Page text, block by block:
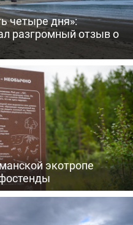
четыре дня»:
разгромный отзыв о
экотропе